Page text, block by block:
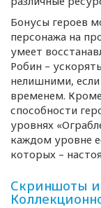
Бонусы героев
персонажа на
умеет
Робин –
нелишними,
временем.
способности
уровнях
каждом уровне
которых –
Скриншоты